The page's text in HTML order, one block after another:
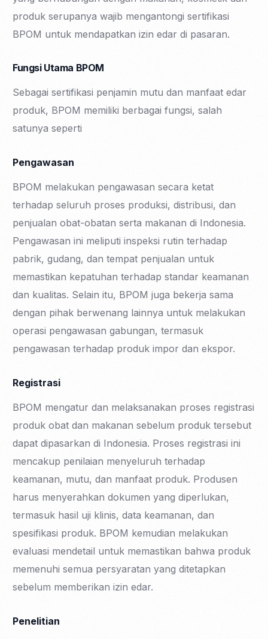
produk serupanya wajib mengantongi sertifikasi
BPOM untuk mendapatkan izin edar di pasaran.
Fungsi Utama BPOM
Sebagai sertifikasi penjamin mutu dan manfaat edar
produk, BPOM memiliki berbagai fungsi, salah
satunya seperti
Pengawasan
BPOM melakukan pengawasan secara ketat
terhadap seluruh proses produksi, distribusi, dan
penjualan obat-obatan serta makanan di Indonesia.
Pengawasan ini meliputi inspeksi rutin terhadap
pabrik, gudang, dan tempat penjualan untuk
memastikan kepatuhan terhadap standar keamanan
dan kualitas. Selain itu, BPOM juga bekerja sama
dengan pihak berwenang lainnya untuk melakukan
operasi pengawasan gabungan, termasuk
pengawasan terhadap produk impor dan ekspor.
Registrasi
BPOM mengatur dan melaksanakan proses registrasi
produk obat dan makanan sebelum produk tersebut
dapat dipasarkan di Indonesia. Proses registrasi ini
mencakup penilaian menyeluruh terhadap
keamanan, mutu, dan manfaat produk. Produsen
harus menyerahkan dokumen yang diperlukan,
termasuk hasil uji klinis, data keamanan, dan
spesifikasi produk. BPOM kemudian melakukan
evaluasi mendetail untuk memastikan bahwa produk
memenuhi semua persyaratan yang ditetapkan
sebelum memberikan izin edar.
Penelitian